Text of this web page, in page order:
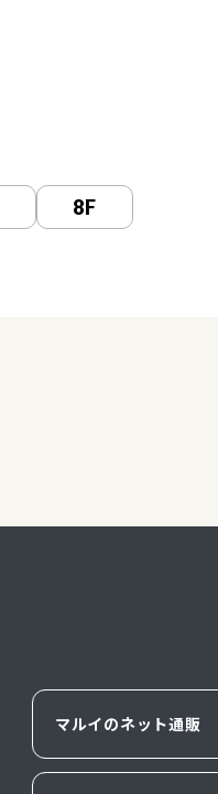
8F
マルイのネット通販